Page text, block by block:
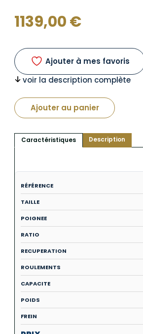
1139,00€
Ajouter à mes favoris
voir la description complète
Ajouter au panier
Caractéristiques Description